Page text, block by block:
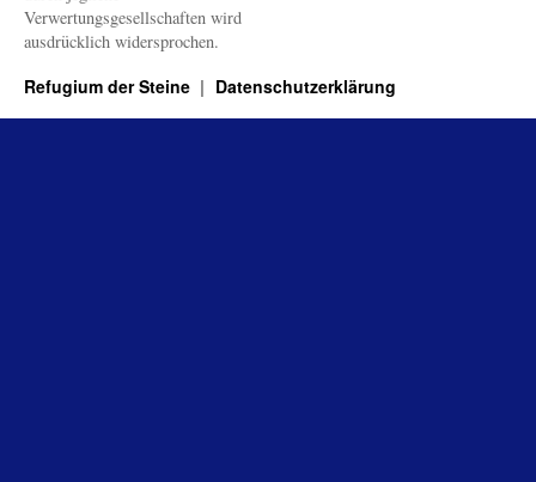
Verwertungsgesellschaften wird
ausdrücklich widersprochen.
Refugium der Steine Datenschutzerklärung